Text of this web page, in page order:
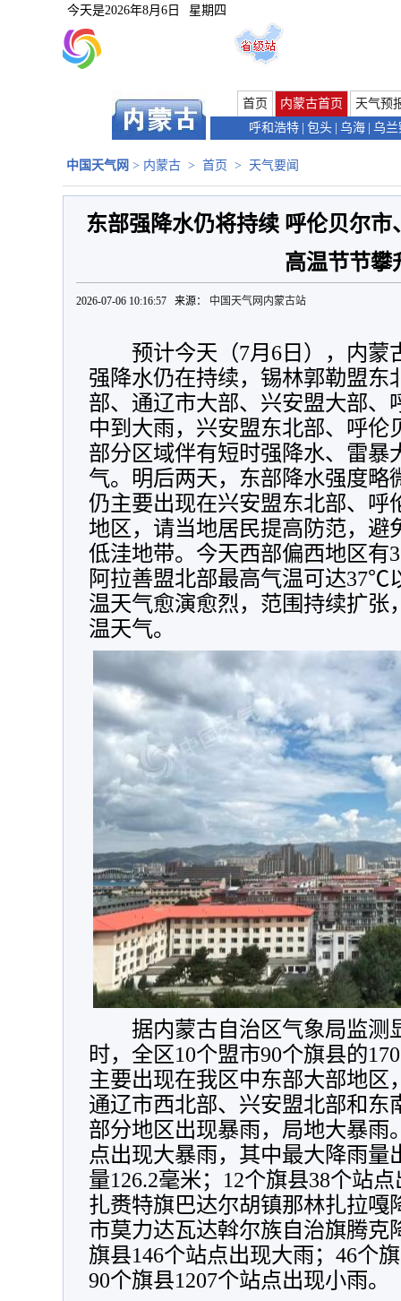
今天是2026年8月6日 星期四
首页 内蒙古首页
天气预
呼和浩特 包头 乌海 乌兰
中国天气网 > 内蒙古 > 首页 > 天气要闻
东部强降水仍将持续 呼伦贝尔
高温节节攀
2026-07-06 10:16:57 来源： 中国天气网内蒙古站
预计今天（7月6日），内蒙
强降水仍在持续，锡林郭勒盟东
部、通辽市大部、兴安盟大部、
中到大雨，兴安盟东北部、呼伦
部分区域伴有短时强降水、雷暴
气。明后两天，东部降水强度略
仍主要出现在兴安盟东北部、呼
地区，请当地居民提高防范，避
低洼地带。今天西部偏西地区
阿拉善盟北部最高气温可达37℃
温天气愈演愈烈，范围持续扩
温天气。
据内蒙古自治区气象局监测
时，全区10个盟市90个旗县的
主要出现在我区中东部大部地区
通辽市西北部、兴安盟北部和东
部分地区出现暴雨，局地大暴雨
点出现大暴雨，其中最大降雨量
量126.2毫米；12个旗县38个站
扎赉特旗巴达尔胡镇那林扎拉嘎
市莫力达瓦达斡尔族自治旗腾克
旗县146个站点出现大雨；46个
90个旗县1207个站点出现小雨。